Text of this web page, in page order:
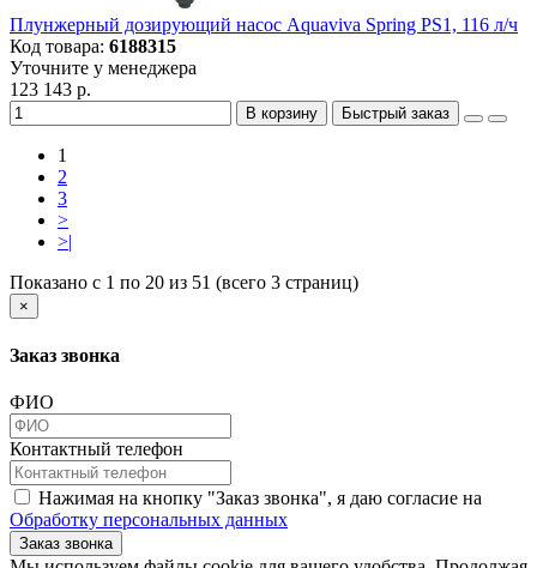
Плунжерный дозирующий насос Aquaviva Spring PS1, 116 л/ч
Код товара: 6188315
Уточните у менеджера
123 143 р.
В корзину Быстрый заказ
1
2
3
>
>|
Показано с 1 по 20 из 51 (всего 3 страниц)
×
Заказ звонка
ФИО
Контактный телефон
Нажимая на кнопку "Заказ звонка", я даю согласие на
Обработку персональных данных
Заказ звонка